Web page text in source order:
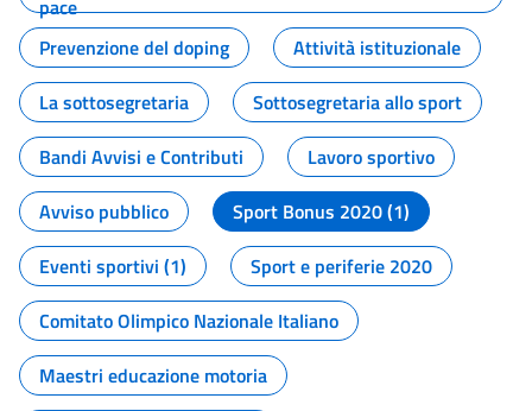
pace
Prevenzione del doping
Attività istituzionale
La sottosegretaria
Sottosegretaria allo sport
Bandi Avvisi e Contributi
Lavoro sportivo
Avviso pubblico
Sport Bonus 2020 (1)
Eventi sportivi (1)
Sport e periferie 2020
Comitato Olimpico Nazionale Italiano
Maestri educazione motoria